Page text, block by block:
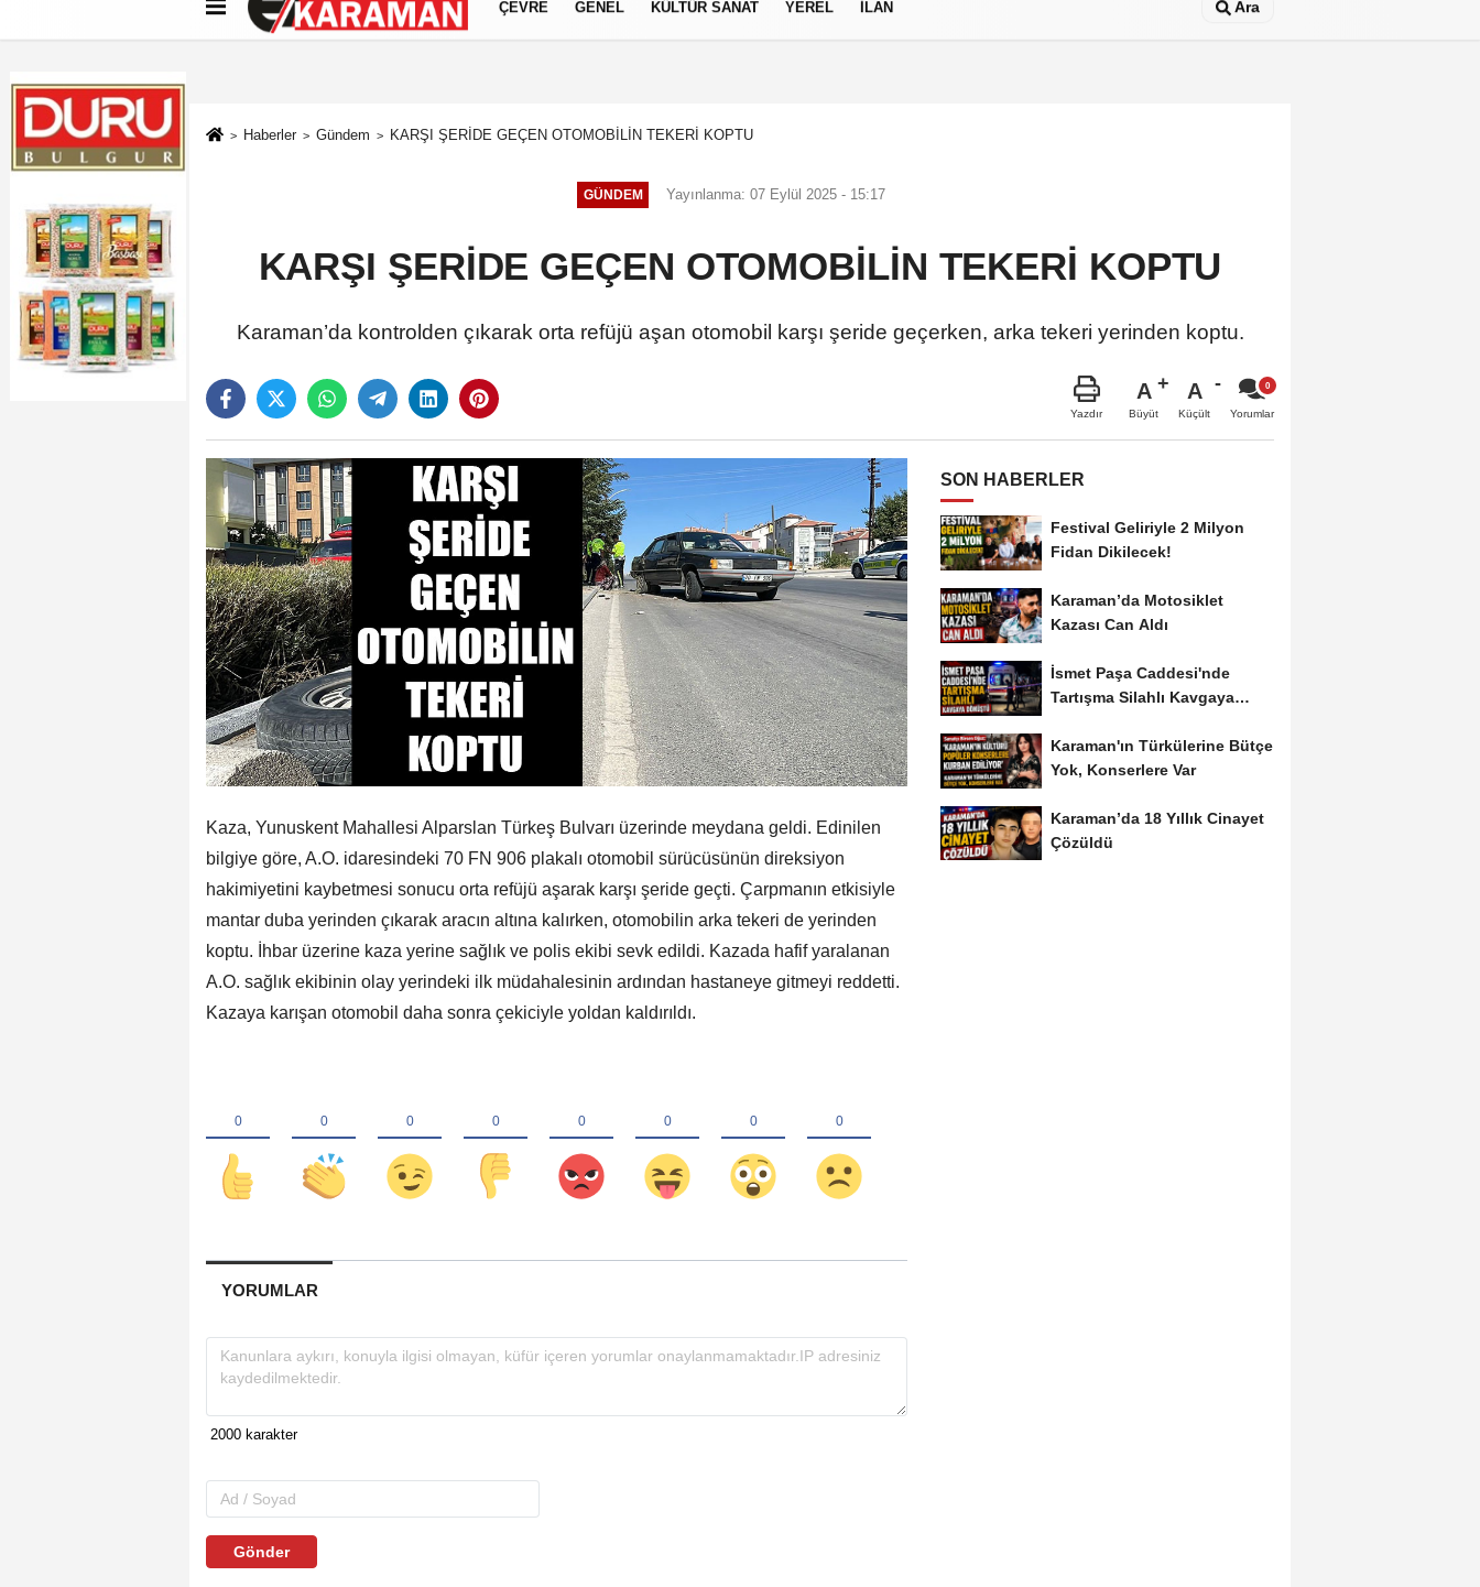
Künye İletişim Çerez Politikası Gizlilik İlkeleri
ÇEVRE GENEL KÜLTÜR SANAT YEREL İLAN Ara
Haberler Gündem KARŞI ŞERİDE GEÇEN OTOMOBİLİN TEKERİ KOPTU
GÜNDEM Yayınlanma: 07 Eylül 2025 - 15:17
KARŞI ŞERİDE GEÇEN OTOMOBİLİN TEKERİ KOPTU
Karaman’da kontrolden çıkarak orta refüjü aşan otomobil karşı şeride geçerken, arka tekeri yerinden koptu.
Yazdır
A
Büyüt
A
Küçült Yorumlar
Kaza, Yunuskent Mahallesi Alparslan Türkeş Bulvarı üzerinde meydana geldi. Edinilen
bilgiye göre, A.O. idaresindeki 70 FN 906 plakalı otomobil sürücüsünün direksiyon
hakimiyetini kaybetmesi sonucu orta refüjü aşarak karşı şeride geçti. Çarpmanın etkisiyle
mantar duba yerinden çıkarak aracın altına kalırken, otomobilin arka tekeri de yerinden
koptu. İhbar üzerine kaza yerine sağlık ve polis ekibi sevk edildi. Kazada hafif yaralanan
A.O. sağlık ekibinin olay yerindeki ilk müdahalesinin ardından hastaneye gitmeyi reddetti.
Kazaya karışan otomobil daha sonra çekiciyle yoldan kaldırıldı.
YORUMLAR
Gönder
SON HABERLER
Festival Geliriyle 2 Milyon
Fidan Dikilecek!
Karaman’da Motosiklet
Kazası Can Aldı
İsmet Paşa Caddesi'nde
Tartışma Silahlı Kavgaya
Karaman'ın Türkülerine Bütçe
Yok, Konserlere Var
Karaman’da 18 Yıllık Cinayet
Çözüldü